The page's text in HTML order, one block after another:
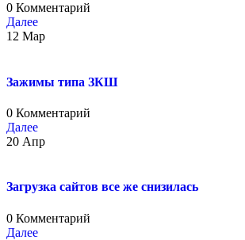
0 Комментарий
Далее
12 Мар
Зажимы типа ЗКШ
0 Комментарий
Далее
20 Апр
Загрузка сайтов все же снизилась
0 Комментарий
Далее